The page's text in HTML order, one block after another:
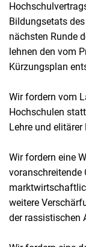
Bildungsetats
nächsten Runde
lehnen den vom
Kürzungsplan
Wir fordern vom
Hochschulen
Lehre und
Wir fordern eine
voranschreitende
weitere
der rassistischen